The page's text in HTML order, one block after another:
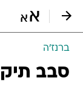
ברנז'ה
סבב